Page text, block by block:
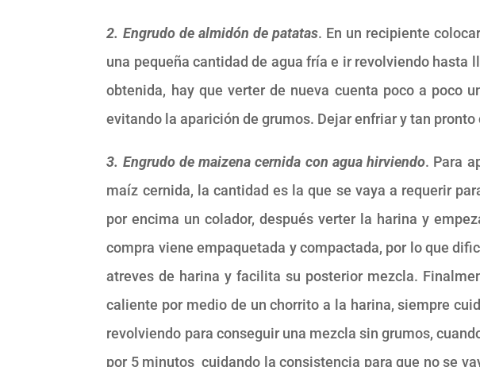
2. Engrudo de almidón de patatas. En un recipiente
una pequeña cantidad de agua fría e ir revolviendo
obtenida, hay que verter de nueva cuenta poco a poco
evitando la aparición de grumos. Dejar enfriar y tan
3. Engrudo de maizena cernida con agua hirviendo. Para
maíz cernida, la cantidad es la que se vaya a requerir
por encima un colador, después verter la harina y
compra viene empaquetada y compactada, por lo que
atreves de harina y facilita su posterior mezcla.
caliente por medio de un chorrito a la harina, siempre
revolviendo para conseguir una mezcla sin grumos,
por 5 minutos cuidando la consistencia para que no se